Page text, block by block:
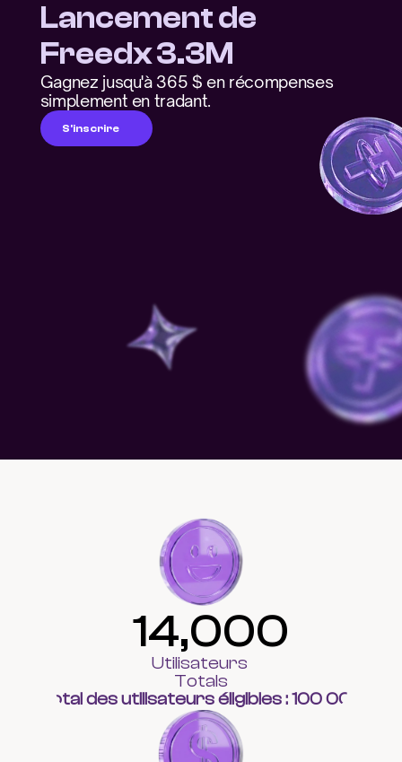
Lancement de
Freedx 3.3M
Gagnez jusqu'à 365 $ en récompenses
simplement en tradant.
S'inscrire
14,000
Utilisateurs
Totals
Total des utilisateurs éligibles : 100 000